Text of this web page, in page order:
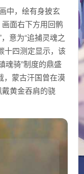
中，绘有身披玄
面右下方用回鹘
意为“追捕灵魂之
十四测定显示，该
魂骑”制度的鼎盛
，蒙古汗国曾在漠
黄金吞肩的骁